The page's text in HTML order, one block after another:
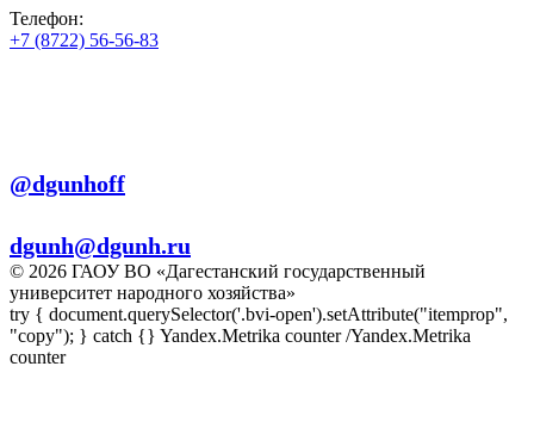
Телефон:
+7 (8722) 56-56-83
@dgunhoff
dgunh@dgunh.ru
© 2026 ГАОУ ВО «Дагестанский государственный
университет народного хозяйства»
try { document.querySelector('.bvi-open').setAttribute("itemprop",
"copy"); } catch {} Yandex.Metrika counter/Yandex.Metrika
counter